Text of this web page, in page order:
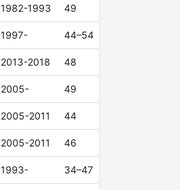
1982-1993 49
1997- 44–54
2013-2018 48
2005- 49
2005-2011 44
2005-2011 46
1993- 34–47